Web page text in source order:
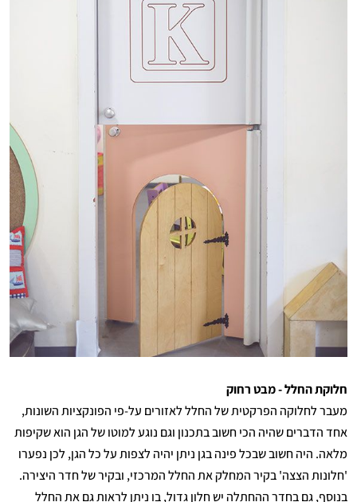
חלוקת החלל - מבט רחוק
מעבר לחלוקה הפרקטית של החלל לאזורים על-פי הפונקציות השונות,
אחד הדברים שהיה הכי חשוב בתכנון וגם נוגע למוטו של הגן הוא שקיפות
מלאה. היה חשוב שבכל פינה בגן ניתן יהיה לצפות על כל הגן, לכן נפערו
'חלונות הצצה' בקיר המחלק את החלל המרכזי, ובקיר של חדר היצירה.
בנוסף, גם בחדר ההחתלה יש חלון גדול, בו ניתן לראות גם את החלל